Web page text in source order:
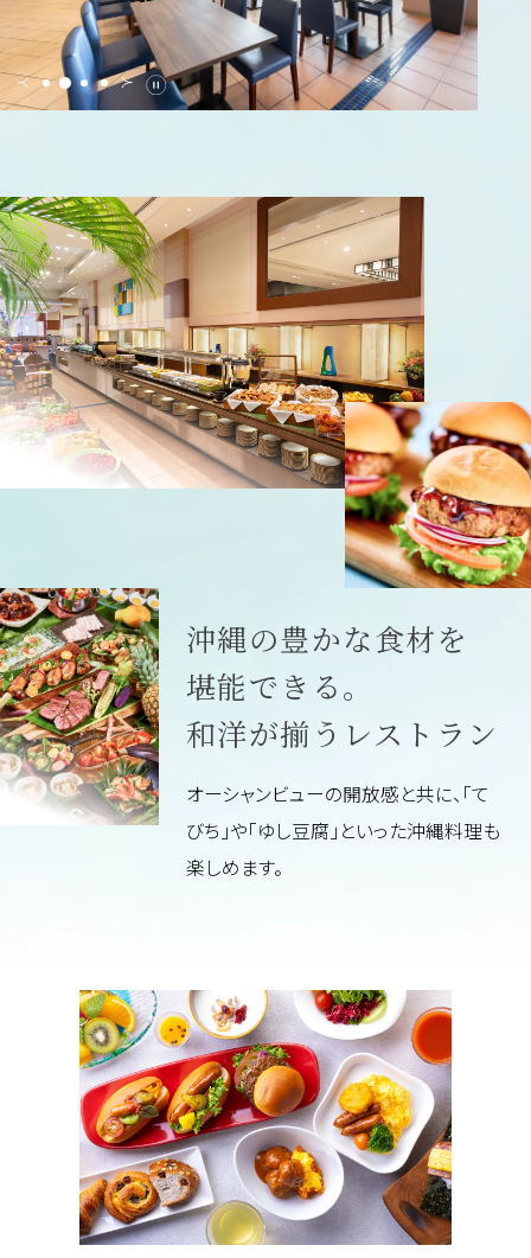
沖縄の豊かな食材を
堪能できる。
和洋が揃うレストラン
オーシャンビューの開放感と共に、「て
びち」や「ゆし豆腐」といった沖縄料理も
楽しめます。